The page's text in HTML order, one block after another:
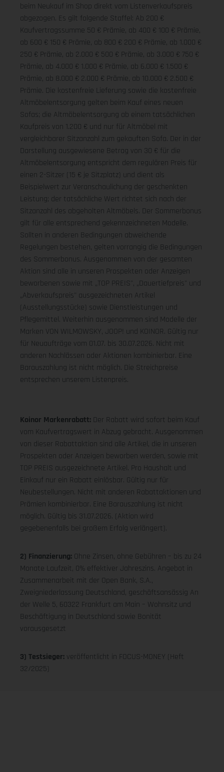
beim Neukauf im Shop direkt vom Listenverkaufspreis
abgezogen. Es gilt folgende Staffel: Ab 200 €
Kaufvertragssumme 50 € Prämie, ab 400 € 100 € Prämie,
ab 600 € 150 € Prämie, ab 800 € 200 € Prämie, ab 1.000 €
250 € Prämie, ab 2.000 € 500 € Prämie, ab 3.000 € 750 €
Prämie, ab 4.000 € 1.000 € Prämie, ab 6.000 € 1.500 €
Prämie, ab 8.000 € 2.000 € Prämie, ab 10.000 € 2.500 €
Prämie. Die kostenfreie Lieferung sowie die kostenfreie
Altmöbelentsorgung gelten beim Kauf eines neuen
Sofas; die Altmöbelentsorgung ab einem tatsächlichen
Kaufpreis von 1.200 € und nur für Altmöbel mit
vergleichbarer Sitzanzahl zum gekauften Sofa. Der in der
Darstellung ausgewiesene Betrag von 30 € für die
Altmöbelentsorgung entspricht dem regulären Preis für
einen 2-Sitzer (15 € je Sitzplatz) und dient als
Beispielwert zur Veranschaulichung der geschenkten
Leistung; der tatsächliche Wert richtet sich nach der
Sitzanzahl des abgeholten Altmöbels. Der Sommerbonus
gilt für alle entsprechend gekennzeichneten Modelle.
Sollten in anderen Bedingungen abweichende
Regelungen bestehen, gelten vorrangig die Bedingungen
des Sommerbonus. Ausgenommen von der gesamten
Aktion sind alle in unseren Prospekten oder Anzeigen
beworbenen sowie mit „TOP PREIS", „Dauertiefpreis" und
„Abverkaufspreis" ausgezeichneten Artikel
(Ausstellungsstücke) sowie Dienstleistungen und
Pflegemittel. Weiterhin ausgenommen sind Modelle der
Marken VON WILMOWSKY, JOOP! und KOINOR. Gültig nur
für Neuaufträge vom 01.07. bis 30.07.2026. Nicht mit
anderen Nachlässen oder Aktionen kombinierbar. Eine
Barauszahlung ist nicht möglich. Die Streichpreise
entsprechen unserem Listenpreis.
Koinor Markenrabatt: Der Rabatt wird sofort beim Kauf
vom Kaufvertragswert in Abzug gebracht. Ausgenommen
von dieser Rabattaktion sind alle Artikel, die in unseren
Prospekten oder Anzeigen beworben werden, sowie mit
TOP PREIS ausgezeichnete Artikel. Pro Haushalt und
Einkauf nur ein Rabatt einlösbar. Gültig nur für
Neubestellungen. Nicht mit anderen Rabattaktionen und
Prämien kombinierbar. Eine Barauszahlung ist nicht
möglich. Gültig bis 31.07.2026. (Aktion wird
gegebenenfalls bei großem Erfolg verlängert).
2) Finanzierung: Ohne Zinsen, ohne Gebühren – bis zu 24
Monate Laufzeit, 0% effektiver Jahreszins. Angebot in
Zusammenarbeit mit der Open Bank, S.A.,
Zweigniederlassung Deutschland, geschäftsansässig An
der Welle 5, 60322 Frankfurt am Main – Wohnsitz und
Beschäftigung in Deutschland sowie Bonität
vorausgesetzt
3) Testsieger: veröffentlicht in FOCUS-MONEY (Heft
32/2025)